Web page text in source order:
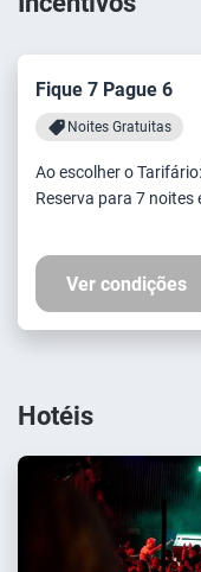
Fique 7 Pague 6
Noites Gratuitas
Ao escolher o
Reserva para 7 noites
Ver condições
Hotéis